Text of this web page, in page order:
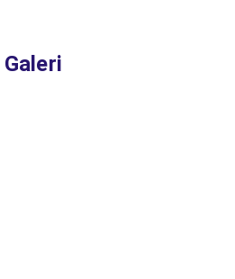
Galeri